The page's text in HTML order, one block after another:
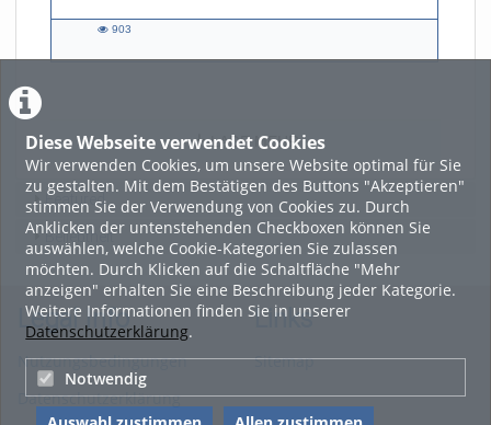
Diese Webseite verwendet Cookies
Wir verwenden Cookies, um unsere Website optimal für Sie
zu gestalten. Mit dem Bestätigen des Buttons "Akzeptieren"
stimmen Sie der Verwendung von Cookies zu. Durch
Anklicken der untenstehenden Checkboxen können Sie
auswählen, welche Cookie-Kategorien Sie zulassen
möchten. Durch Klicken auf die Schaltfläche "Mehr
anzeigen" erhalten Sie eine Beschreibung jeder Kategorie.
Weitere Informationen finden Sie in unserer
Datenschutzerklärung.
Notwendig
903
LADE MEHR
Featured
Beliebtheit
Legal Info
Nutzungsbedingungen
Datenschutzerklärung
Links
Sitemap